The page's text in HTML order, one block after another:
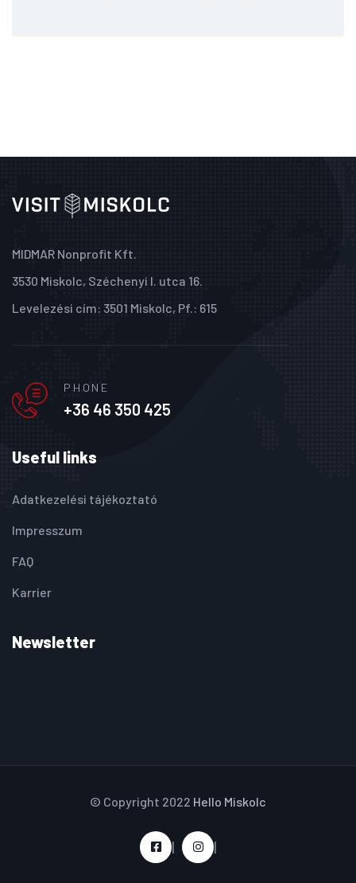
MIDMAR Nonprofit Kft.
3530 Miskolc, Széchenyi I. utca 16.
Levelezési cím: 3501 Miskolc, Pf.: 615
PHONE
+36 46 350 425
Useful links
Adatkezelési tájékoztató
Impresszum
FAQ
Karrier
Newsletter
© Copyright 2022 Hello Miskolc
| |